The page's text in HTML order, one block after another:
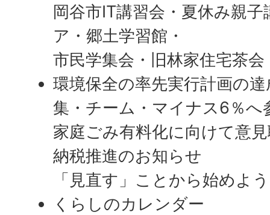
岡谷市IT講習会・夏休み親
ア・郷土学習館・
市民学集会・旧林家住宅茶
環境保全の率先実行計画の
集・チーム・マイナス6％へ
家庭ごみ有料化に向けて意
納税推進のお知らせ
「見直す」ことから始めよ
くらしのカレンダー